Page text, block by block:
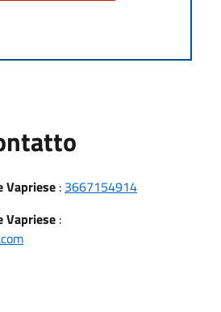
Vapriese : 3667154914
Vapriese :